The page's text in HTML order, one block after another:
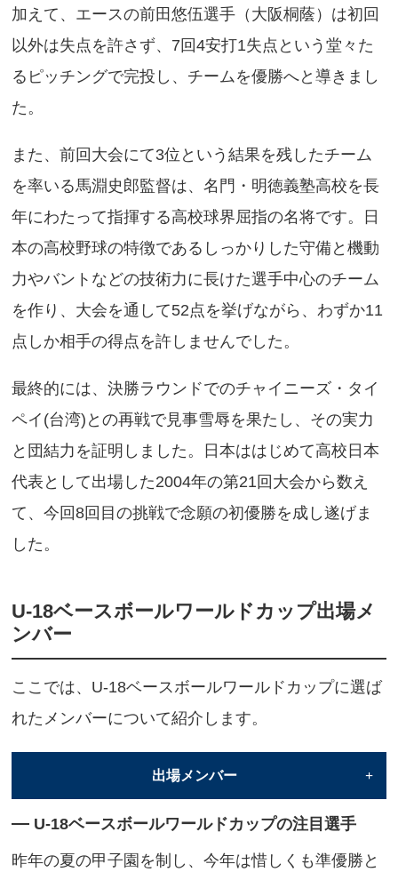
加えて、エースの前田悠伍選手（大阪桐蔭）は初回
以外は失点を許さず、7回4安打1失点という堂々た
るピッチングで完投し、チームを優勝へと導きまし
た。
また、前回大会にて3位という結果を残したチーム
を率いる馬淵史郎監督は、名門・明徳義塾高校を長
年にわたって指揮する高校球界屈指の名将です。日
本の高校野球の特徴であるしっかりした守備と機動
力やバントなどの技術力に長けた選手中心のチーム
を作り、大会を通して52点を挙げながら、わずか11
点しか相手の得点を許しませんでした。
最終的には、決勝ラウンドでのチャイニーズ・タイ
ペイ(台湾)との再戦で見事雪辱を果たし、その実力
と団結力を証明しました。日本ははじめて高校日本
代表として出場した2004年の第21回大会から数え
て、今回8回目の挑戦で念願の初優勝を成し遂げま
した。
U-18ベースボールワールドカップ出場メ
ンバー
ここでは、U-18ベースボールワールドカップに選ば
れたメンバーについて紹介します。
出場メンバー
ポジション 名前 学校名
投手 武田 陸玖 山形中央
U-18ベースボールワールドカップの注目選手
昨年の夏の甲子園を制し、今年は惜しくも準優勝と